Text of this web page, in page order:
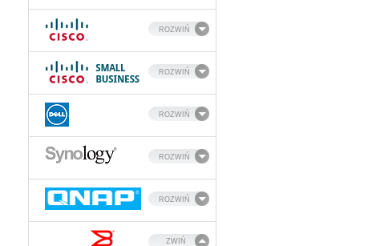
ROZWIŃ
ROZWIŃ
ROZWIŃ
ROZWIŃ
ROZWIŃ
ZWIŃ